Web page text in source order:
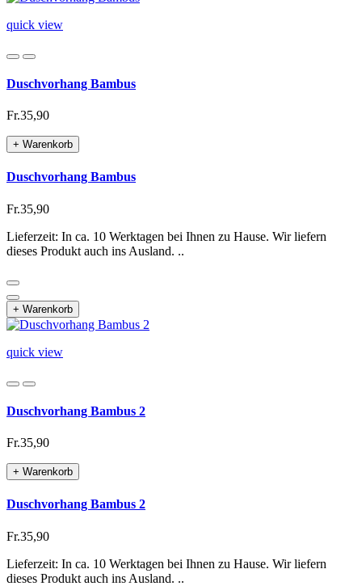
quick view
Duschvorhang Bambus
Fr.35,90
+ Warenkorb
Duschvorhang Bambus
Fr.35,90
Lieferzeit: In ca. 10 Werktagen bei Ihnen zu Hause. Wir liefern
dieses Produkt auch ins Ausland. ..
+ Warenkorb
quick view
Duschvorhang Bambus 2
Fr.35,90
+ Warenkorb
Duschvorhang Bambus 2
Fr.35,90
Lieferzeit: In ca. 10 Werktagen bei Ihnen zu Hause. Wir liefern
dieses Produkt auch ins Ausland. ..